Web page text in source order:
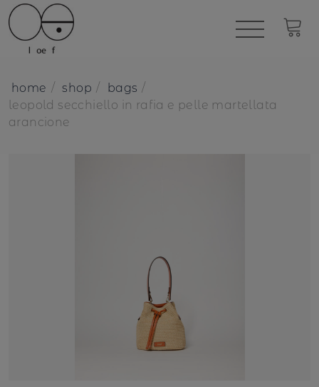
home shop
bags
leopold secchiello in rafia e pelle martellata
arancione